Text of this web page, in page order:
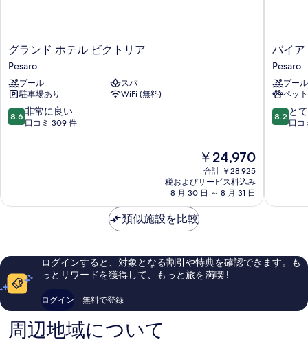
グ
ラ
ン
ド
ホ
テ
ル
グランド ホテル ビクトリア
Pesaro
プール
スパ
駐車場あり
WiFi (無料)
10
段
良
ミ
309
件
件
の
口
コ
8.6 非常に良い
口コミ 309 件
現
在
の
料
金
は
￥24,970
￥24,970
合計 ￥28,925
税およびサービス料込み
8 月 30 日 ～ 8 月 31 日
バ
イ
ア
フ
ラ
ミ
ニ
バイア
Pesaro
プール
ペッ
10
段
良
ミ
159
8.2 と
口コ
類似施設を比較
ログインすると、対象となる割引や特典を確認できます。も
っとリワードを獲得して、もっと旅を満喫 !
ログイン 無料で登録
周辺地域について